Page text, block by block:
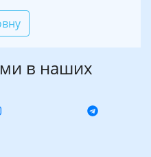
в наших